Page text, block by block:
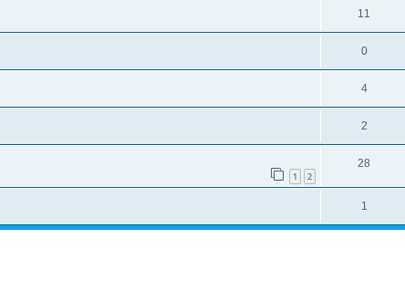
11
0
4
2
1 2
28
1